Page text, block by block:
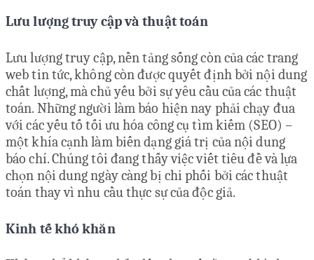
Lưu lượng truy cập và thuật toán
Lưu lượng truy cập, nền tảng sống còn của các trang
web tin tức, không còn được quyết định bởi nội dung
chất lượng, mà chủ yếu bởi sự yêu cầu của các thuật
toán. Những người làm báo hiện nay phải chạy đua
với các yếu tố tối ưu hóa công cụ tìm kiếm (SEO) –
một khía cạnh làm biến dạng giá trị của nội dung
báo chí. Chúng tôi đang thấy việc viết tiêu đề và lựa
chọn nội dung ngày càng bị chi phối bởi các thuật
toán thay vì nhu cầu thực sự của độc giả.
Kinh tế khó khăn